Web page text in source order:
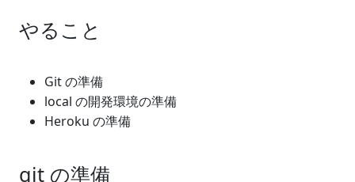
やること
Git の準備
local の開発環境の準備
Heroku の準備
git の準備